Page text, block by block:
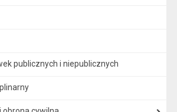
publicznych i niepublicznych